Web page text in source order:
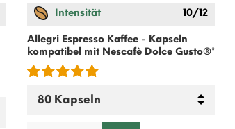
Intensität 10/12
Allegri Espresso Kaffee - Kapseln
kompatibel mit Nescafè Dolce Gusto®*